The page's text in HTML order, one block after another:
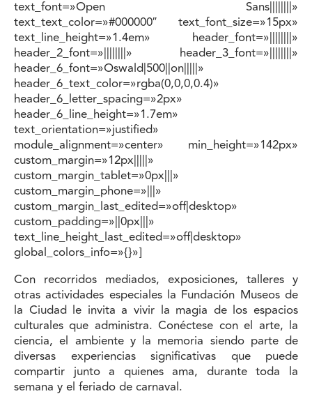
text_font=»Open Sans||||||||»
text_text_color=»#000000″ text_font_size=»15px»
text_line_height=»1.4em» header_font=»||||||||»
header_2_font=»||||||||» header_3_font=»||||||||»
header_6_font=»Oswald|500||on|||||»
header_6_text_color=»rgba(0,0,0,0.4)»
header_6_letter_spacing=»2px»
header_6_line_height=»1.7em»
text_orientation=»justified»
module_alignment=»center» min_height=»142px»
custom_margin=»12px|||||»
custom_margin_tablet=»0px|||»
custom_margin_phone=»|||»
custom_margin_last_edited=»off|desktop»
custom_padding=»||0px|||»
text_line_height_last_edited=»off|desktop»
global_colors_info=»{}»]
Con recorridos mediados, exposiciones, talleres y
otras actividades especiales la Fundación Museos de
la Ciudad le invita a vivir la magia de los espacios
culturales que administra. Conéctese con el arte, la
ciencia, el ambiente y la memoria siendo parte de
diversas experiencias significativas que puede
compartir junto a quienes ama, durante toda la
semana y el feriado de carnaval.